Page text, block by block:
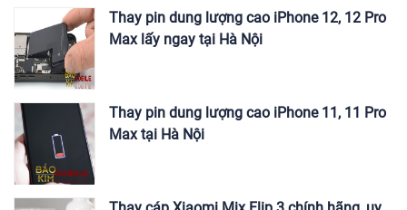
Thay pin dung lượng cao iPhone 12, 12 Pro
Max lấy ngay tại Hà Nội
Thay pin dung lượng cao iPhone 11, 11 Pro
Max tại Hà Nội